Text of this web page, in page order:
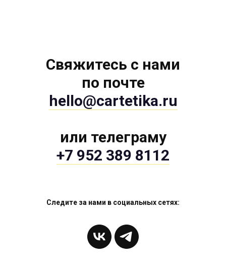
Свяжитесь с нами
по почте
hello@cartetika.ru
или телеграму
+7 952 389 8112
Следите за нами в социальных сетях: